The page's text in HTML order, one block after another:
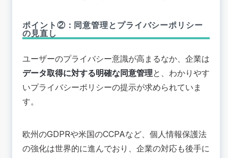
ポイント②：同意管理とプライバシーポリシー
の見直し
ユーザーのプライバシー意識が高まるなか、企業は
データ取得に対する明確な同意管理と、わかりやす
いプライバシーポリシーの提示が求められていま
す。
欧州のGDPRや米国のCCPAなど、個人情報保護法
の強化は世界的に進んでおり、企業の対応も後手に